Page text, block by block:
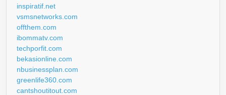
inspiratif.net
vsmsnetworks.com
offthem.com
ibommatv.com
techporfit.com
bekasionline.com
nbusinessplan.com
greenlife360.com
cantshoutitout.com